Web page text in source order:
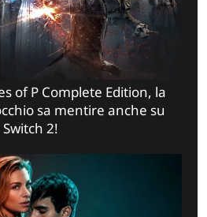
of P Complete Edition, la
sa mentire anche su
Switch 2!